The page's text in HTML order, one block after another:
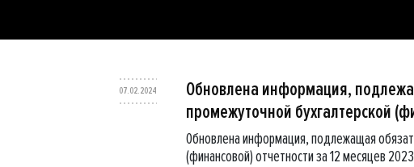
07.02.2024
Обновлена информация,
промежуточной бухгалтерской
Обновлена информация, подлежащая
(финансовой) отчетности за 12 месяцев